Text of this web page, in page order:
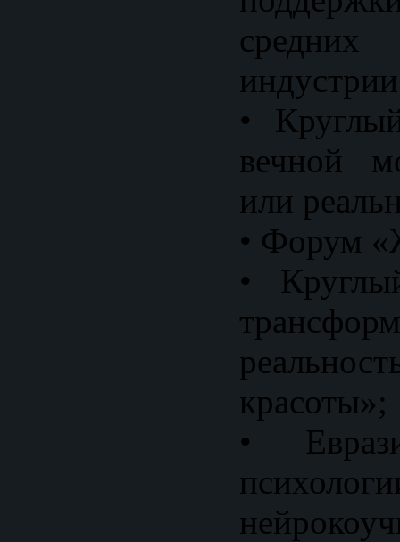
•
вечной
или
• Форум
•
красоты»;
•